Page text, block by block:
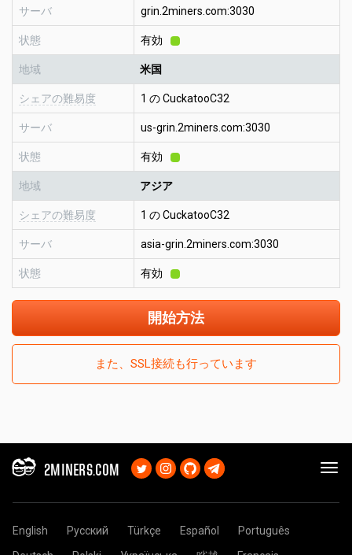
サーバ grin.2miners.com:3030
状態 有効
地域 米国
シェアの難易度 1 の CuckatooC32
サーバ us-grin.2miners.com:3030
状態 有効
地域 アジア
シェアの難易度 1 の CuckatooC32
サーバ asia-grin.2miners.com:3030
状態 有効
開始方法
また、SSL接続も行っています
2MINERS.COM
English Русский Türkçe Español
Português